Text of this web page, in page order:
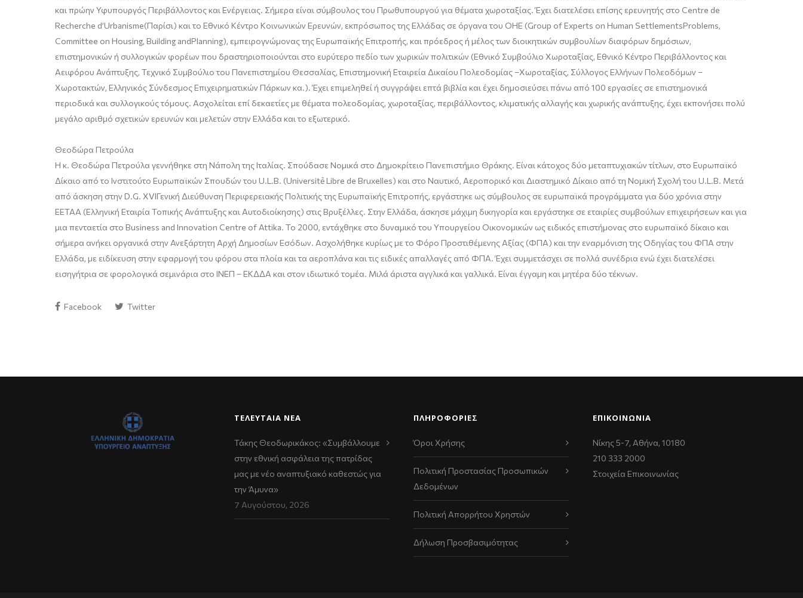
και πρώην Υφυπουργός Περιβάλλοντος και Ενέργειας. Σήμερα είναι σύμβουλος του Πρωθυπουργού για θέματα χωροταξίας. Έχει διατελέσει επίσης ερευνητής στο Centre de
Recherche d’Urbanisme(Παρίσι) και το Εθνικό Κέντρο Κοινωνικών Ερευνών, εκπρόσωπος της Ελλάδας σε όργανα του ΟΗΕ (Group ofExperts on Human SettlementsProblems,
Committee on Housing, Building andPlanning), εμπειρογνώμονας της Ευρωπαϊκής Επιτροπής, και πρόεδρος ή μέλος των διοικητικών συμβουλίων διαφόρων δημόσιων,
επιστημονικών ή συλλογικών φορέων που δραστηριοποιούνται στο ευρύτερο πεδίο των χωρικών πολιτικών (Εθνικό Συμβούλιο Χωροταξίας, Εθνικό Κέντρο Περιβάλλοντος και
Αειφόρου Ανάπτυξης, Τεχνικό Συμβούλιο του Πανεπιστημίου Θεσσαλίας, Επιστημονική Εταιρεία Δικαίου Πολεοδομίας –Χωροταξίας, Σύλλογος Ελλήνων Πολεοδόμων –
Χωροτακτών, Ελληνικός Σύνδεσμος Επιχειρηματικών Πάρκων κα.). Έχει επιμεληθεί ή συγγράψει επτά βιβλία και έχει δημοσιεύσει πάνω από 100 εργασίες σε επιστημονικά
περιοδικά και συλλογικούς τόμους. Ασχολείται επί δεκαετίες με θέματα πολεοδομίας, χωροταξίας, περιβάλλοντος, κλιματικής αλλαγής και χωρικής ανάπτυξης, έχει εκπονήσει πολύ
μεγάλο αριθμό σχετικών ερευνών και μελετών στην Ελλάδα και το εξωτερικό.
Θεοδώρα Πετρούλα
Η κ. Θεοδώρα Πετρούλα γεννήθηκε στη Νάπολη της Ιταλίας. Σπούδασε Νομικά στο Δημοκρίτειο Πανεπιστήμιο Θράκης. Είναι κάτοχος δύο μεταπτυχιακών τίτλων, στο Ευρωπαϊκό
Δίκαιο από το Ινστιτούτο Ευρωπαϊκών Σπουδών του U.L .B. (UniversitẻLibre de Bruxelles) και στο Ναυτικό, Αεροπορικό και Διαστημικό Δίκαιο από τη Νομική Σχολή του U.L .B. Μετά
από άσκηση στην D.G. XVIΓενική Διεύθυνση Περιφερειακής Πολιτικής της Ευρωπαϊκής Επιτροπής, εργάστηκε ως σύμβουλος σε ευρωπαϊκά προγράμματα για δύο χρόνια στην
ΕΕΤΑΑ (Ελληνική Εταιρία Τοπικής Ανάπτυξης και Αυτοδιοίκησης) στις Βρυξέλλες. Στην Ελλάδα, άσκησε μάχιμη δικηγορία και εργάστηκε σε εταιρίες συμβούλων επιχειρήσεων και για
μια πενταετία στο Business and Innovation Centre of Attika. Το 2000, εντάχθηκε στο δυναμικό του Υπουργείου Οικονομικών ως ειδικός επιστήμονας στο ευρωπαϊκό δίκαιο και
σήμερα ανήκει οργανικά στην Ανεξάρτητη Αρχή Δημοσίων Εσόδων. Ασχολήθηκε κυρίως με το Φόρο Προστιθέμενης Αξίας (ΦΠΑ) και την εναρμόνιση της Οδηγίας του ΦΠΑ στην
Ελλάδα, με ειδίκευση στην εφαρμογή του φόρου στα πλοία και τα αεροπλάνα και τις ειδικές απαλλαγές από ΦΠΑ. Έχει συμμετάσχει σε πολλά συνέδρια ενώ έχει διατελέσει
εισηγήτρια σε φορολογικά σεμινάρια στο ΙΝΕΠ – ΕΚΔΔΑ και στον ιδιωτικό τομέα. Μιλά άριστα αγγλικά και γαλλικά. Είναι έγγαμη και μητέρα δύο τέκνων.
Facebook Twitter
ΤΕΛΕΥΤΑΊΑ ΝΈΑ
Τάκης Θεοδωρικάκος: «Συμβάλλουμε
στην εθνική ασφάλεια της πατρίδας
μας με νέο αναπτυξιακό καθεστώς για
την Άμυνα»
7 Αυγούστου, 2026
ΠΛΗΡΟΦΟΡΙΕΣ
Όροι Χρήσης
Πολιτική Προστασίας Προσωπικών
Δεδομένων
Πολιτική Απορρήτου Χρηστών
Δήλωση Προσβασιμότητας
ΕΠΙΚΟΙΝΩΝΊΑ
Νίκης 5-7, Αθήνα, 10180
210 333 2000
Στοιχεία Επικοινωνίας